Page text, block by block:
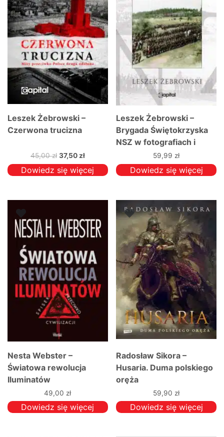
Leszek Żebrowski –
Czerwona trucizna
45,00zł Pierwotna
cena
wynosiła:
37,50 złAktualna
cena
wynosi:
Dowiedz się więcej
Leszek Żebrowski –
Brygada Świętokrzyska
NSZ w fotografiach i
dokumentach
59,99 zł
Dowiedz się więcej
Nesta Webster –
Światowa rewolucja
Iluminatów
49,00 zł
Dowiedz się więcej
Radosław Sikora –
Husaria. Duma polskiego
oręża
59,90 zł
Dowiedz się więcej